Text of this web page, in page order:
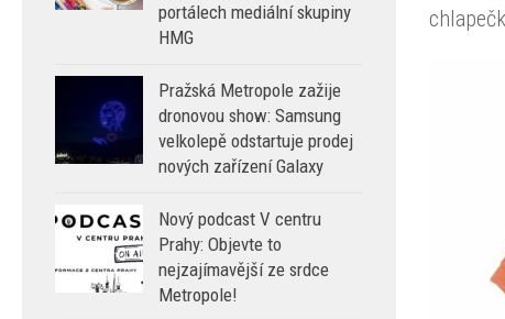
portálech mediální skupiny
HMG
Pražská Metropole zažije
dronovou show: Samsung
velkolepě odstartuje prodej
nových zařízení Galaxy
Nový podcast V centru
Prahy: Objevte to
nejzajímavější ze srdce
Metropole!